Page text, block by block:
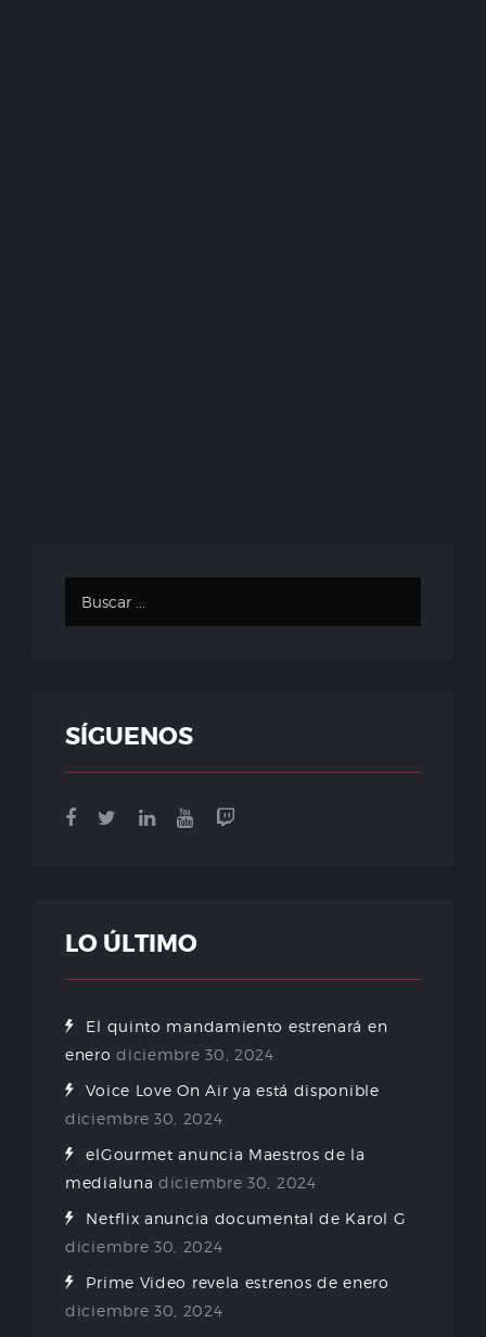
SÍGUENOS
LO ÚLTIMO
El quinto mandamiento estrenará en
enero diciembre 30, 2024
Voice Love On Air ya está disponible
diciembre 30, 2024
elGourmet anuncia Maestros de la
medialuna diciembre 30, 2024
Netflix anuncia documental de Karol G
diciembre 30, 2024
Prime Video revela estrenos de enero
diciembre 30, 2024